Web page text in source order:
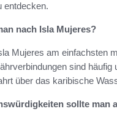
entdecken.
nach Isla Mujeres?
Mujeres am einfachsten
sind häufig
über das karibische
sollte man